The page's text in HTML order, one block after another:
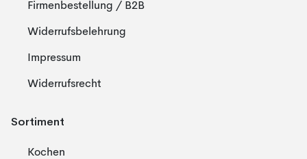
Firmenbestellung / B2B
Widerrufsbelehrung
Impressum
Widerrufsrecht
Sortiment
Kochen